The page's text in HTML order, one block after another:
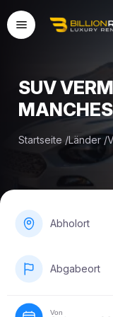
SUV
Startseite /Länder /
Abholort
Abgabeort
Von